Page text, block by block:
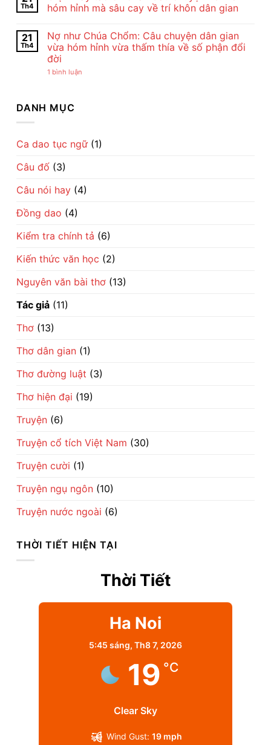
Cò
Của
Viên
–
Vẻ
Đẹp
Của
Tình
Ru
Thơ
Con
Chế
Lan
Viên
–
Tiếng
Ru
Tình
Mẹ
luận
ở
đi
cày
–
Bài
đồng
dao
cả
một
quê
Th4
hóm hỉnh mà sâu cay về trí khôn dân gian
bình
luận
ở
Giận
mày
tao
Câu
chuyện
hỉnh
sâu
cay
trí
khôn
gian
21
Th4
Nợ như Chúa Chổm: Câu chuyện dân gian
vừa hóm hỉnh vừa thấm thía về số phận đổi
đời
1 bình luận
vừa
hóm
về
số
DANH MỤC
Ca dao tục ngữ(1)
Câu đố (3)
Câu nói hay (4)
Đồng dao (4)
Kiểm tra chính tả (6)
Kiến thức văn học (2)
Nguyên văn bài thơ (13)
Tác giả (11)
Thơ (13)
Thơ dân gian (1)
Thơ đường luật (3)
Thơ hiện đại (19)
Truyện (6)
Truyện cổ tích Việt Nam (30)
Truyện cười (1)
Truyện ngụ ngôn (10)
Truyện nước ngoài (6)
THỜI TIẾT HIỆN TẠI
Thời Tiết
Ha Noi
5:45 sáng, Th8 7, 2026
19 °C
Clear Sky
Wind Gust: 19 mph